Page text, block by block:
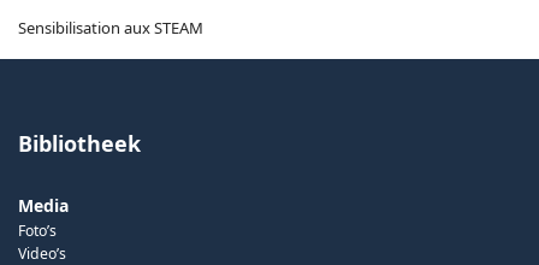
Sensibilisation aux STEAM
Bibliotheek
Media
Foto’s
Video’s